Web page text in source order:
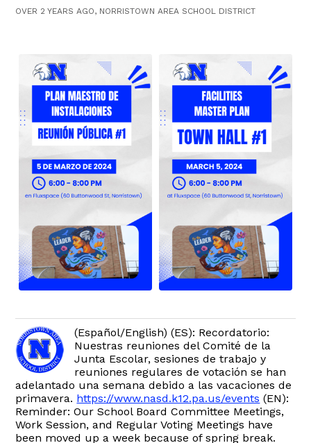
OVER 2 YEARS AGO, NORRISTOWN AREA SCHOOL DISTRICT
(Español/English) (ES): Recordatorio:
Nuestras reuniones del Comité de la
Junta Escolar, sesiones de trabajo y
reuniones regulares de votación se han
adelantado una semana debido a las vacaciones de
primavera. https://www.nasd.k12.pa.us/events (EN):
Reminder: Our School Board Committee Meetings,
Work Session, and Regular Voting Meetings have
been moved up a week because of spring break.